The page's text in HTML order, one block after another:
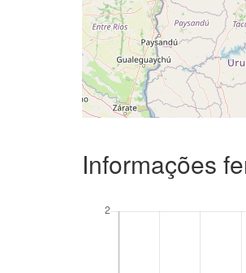
Informações